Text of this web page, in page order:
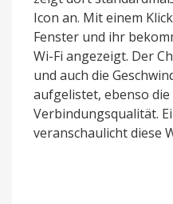
Icon an. Mit einem
Fenster und ihr
Wi-Fi angezeigt. Der
und auch die
aufgelistet, ebenso
Verbindungsqualität.
veranschaulicht diese